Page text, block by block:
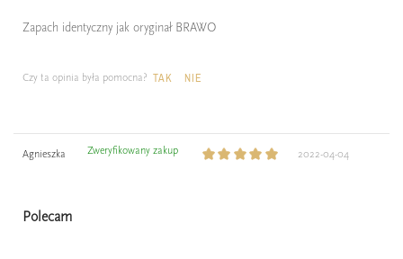
Zapach identyczny jak oryginał BRAWO
Czy ta opinia była pomocna? TAK NIE
Agnieszka Zweryfikowany zakup 2022-04-04
Polecam